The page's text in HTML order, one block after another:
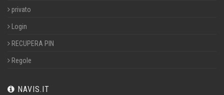
privato
Login
RECUPERA PIN
Regole
NAVIS.IT